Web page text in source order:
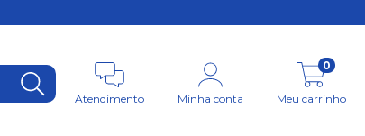
Atendimento Minha conta Meu carrinho
0